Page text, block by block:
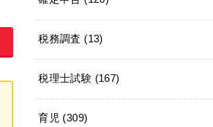
税務調査 (13)
税理士試験 (167)
育児 (309)